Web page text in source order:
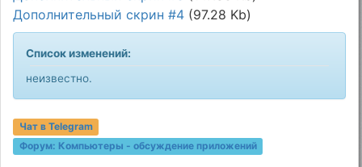
Дополнительный скрин #4 (97.28 Kb)
Список изменений:
неизвестно.
Чат в Telegram
Форум: Компьютеры - обсуждение приложений